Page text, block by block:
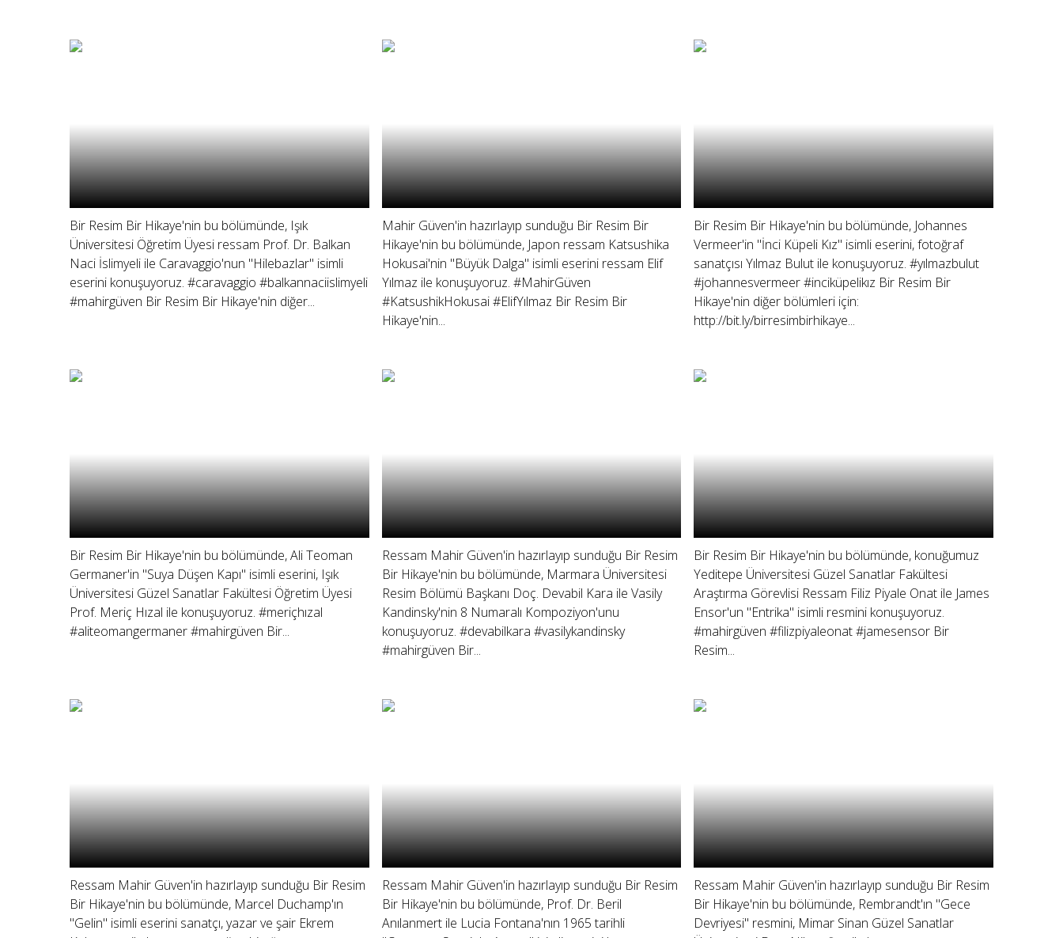
Bir Resim Bir Hikaye'nin bu bölümünde, Işık
Üniversitesi Öğretim Üyesi ressam Prof. Dr. Balkan
Naci İslimyeli ile Caravaggio'nun "Hilebazlar" isimli
eserini konuşuyoruz. #caravaggio #balkannaciislimyeli
#mahirgüven Bir Resim Bir Hikaye'nin diğer...
Mahir Güven'in hazırlayıp sunduğu Bir Resim Bir
Hikaye'nin bu bölümünde, Japon ressam Katsushika
Hokusai'nin "Büyük Dalga" isimli eserini ressam Elif
Yılmaz ile konuşuyoruz. #MahirGüven
#KatsushikHokusai #ElifYılmaz Bir Resim Bir
Hikaye'nin...
Bir Resim Bir Hikaye'nin bu bölümünde, Johannes
Vermeer'in "İnci Küpeli Kız" isimli eserini, fotoğraf
sanatçısı Yılmaz Bulut ile konuşuyoruz. #yılmazbulut
#johannesvermeer #inciküpelikız Bir Resim Bir
Hikaye'nin diğer bölümleri için:
http://bit.ly/birresimbirhikaye...
Bir Resim Bir Hikaye'nin bu bölümünde, Ali Teoman
Germaner'in "Suya Düşen Kapı" isimli eserini, Işık
Üniversitesi Güzel Sanatlar Fakültesi Öğretim Üyesi
Prof. Meriç Hızal ile konuşuyoruz. #meriçhızal
#aliteomangermaner #mahirgüven Bir...
Ressam Mahir Güven'in hazırlayıp sunduğu Bir Resim
Bir Hikaye'nin bu bölümünde, Marmara Üniversitesi
Resim Bölümü Başkanı Doç. Devabil Kara ile Vasily
Kandinsky'nin 8 Numaralı Kompoziyon'unu
konuşuyoruz. #devabilkara #vasilykandinsky
#mahirgüven Bir...
Bir Resim Bir Hikaye'nin bu bölümünde, konuğumuz
Yeditepe Üniversitesi Güzel Sanatlar Fakültesi
Araştırma Görevlisi Ressam Filiz Piyale Onat ile James
Ensor'un "Entrika" isimli resmini konuşuyoruz.
#mahirgüven #filizpiyaleonat #jamesensor Bir
Resim...
Ressam Mahir Güven'in hazırlayıp sunduğu Bir Resim
Bir Hikaye'nin bu bölümünde, Marcel Duchamp'ın
"Gelin" isimli eserini sanatçı, yazar ve şair Ekrem
Ressam Mahir Güven'in hazırlayıp sunduğu Bir Resim
Bir Hikaye'nin bu bölümünde, Prof. Dr. Beril
Anılanmert ile Lucia Fontana'nın 1965 tarihli
Ressam Mahir Güven'in hazırlayıp sunduğu Bir Resim
Bir Hikaye'nin bu bölümünde, Rembrandt'ın "Gece
Devriyesi" resmini, Mimar Sinan Güzel Sanatlar